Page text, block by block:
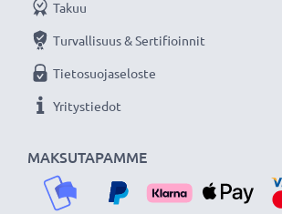
MAKSUTAPAMME
Takuu
Turvallisuus & Sertifioinnit
Tietosuojaseloste
Yritystiedot